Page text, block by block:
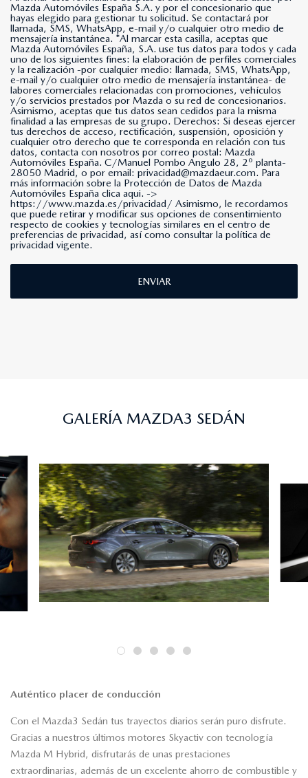
Mazda Automóviles España S.A. y por el concesionario que
hayas elegido para gestionar tu solicitud. Se contactará por
llamada, SMS, WhatsApp, e-mail y/o cualquier otro medio de
mensajería instantánea. *Al marcar esta casilla, aceptas que
Mazda Automóviles España, S.A. use tus datos para todos y cada
uno de los siguientes fines: la elaboración de perfiles comerciales
y la realización -por cualquier medio: llamada, SMS, WhatsApp,
e-mail y/o cualquier otro medio de mensajería instantánea- de
labores comerciales relacionadas con promociones, vehículos
y/o servicios prestados por Mazda o su red de concesionarios.
Asimismo, aceptas que tus datos sean cedidos para la misma
finalidad a las empresas de su grupo. Derechos: Si deseas ejercer
tus derechos de acceso, rectificación, suspensión, oposición y
cualquier otro derecho que te corresponda en relación con tus
datos, contacta con nosotros por correo postal: Mazda
Automóviles España. C/Manuel Pombo Angulo 28, 2º planta-
28050 Madrid, o por email: privacidad@mazdaeur.com. Para
más información sobre la Protección de Datos de Mazda
Automóviles España clica aqui. ->
https://www.mazda.es/privacidad/
que puede retirar y modificar sus opciones de consentimiento
respecto de cookies y tecnologías similares en el centro de
preferencias de privacidad, así como consultar la política de
privacidad vigente.
ENVIAR
GALERÍA MAZDA3 SEDÁN
Auténtico placer de conducción
Con el Mazda3 Sedán tus trayectos diarios serán puro disfrute.
Gracias a nuestros últimos motores Skyactiv con tecnología
Mazda M Hybrid, disfrutarás de unas prestaciones
extraordinarias, además de un excelente ahorro de combustible y